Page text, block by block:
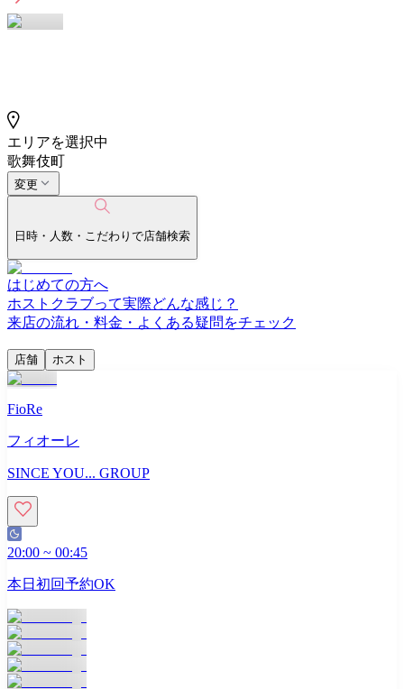
エリアを選択中
歌舞伎町
変更
日時・人数・こだわりで店舗検索
はじめての方へ
ホストクラブって実際どんな感じ？
来店の流れ・料金・よくある疑問をチェック
店舗 ホスト
FioRe
フィオーレ
SINCE YOU... GROUP
20:00 ~ 00:45
本日初回予約OK